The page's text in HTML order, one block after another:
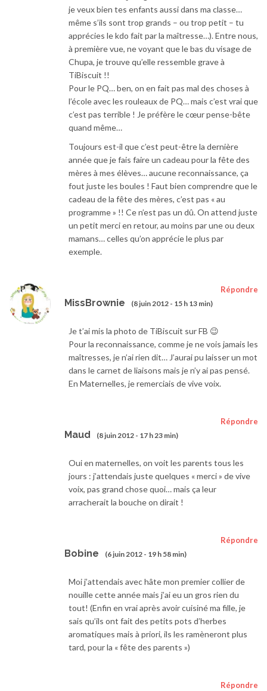
je veux bien tes enfants aussi dans ma classe…
même s’ils sont trop grands – ou trop petit – tu
apprécies le kdo fait par la maîtresse…). Entre nous,
à première vue, ne voyant que le bas du visage de
Chupa, je trouve qu’elle ressemble grave à
TiBiscuit !!
Pour le PQ… ben, on en fait pas mal des choses à
l’école avec les rouleaux de PQ… mais c’est vrai que
c’est pas terrible ! Je préfère le cœur pense-bête
quand même…
Toujours est-il que c’est peut-être la dernière
année que je fais faire un cadeau pour la fête des
mères à mes élèves… aucune reconnaissance, ça
fout juste les boules ! Faut bien comprendre que le
cadeau de la fête des mères, c’est pas « au
programme » !! Ce n’est pas un dû. On attend juste
un petit merci en retour, au moins par une ou deux
mamans… celles qu’on apprécie le plus par
exemple.
MissBrownie (8 juin 2012 - 15 h 13 min)
Répondre
Je t’ai mis la photo de TiBiscuit sur FB 😉
Pour la reconnaissance, comme je ne vois jamais les
maîtresses, je n’ai rien dit… J’aurai pu laisser un mot
dans le carnet de liaisons mais je n’y ai pas pensé.
En Maternelles, je remerciais de vive voix.
Maud (8 juin 2012 - 17 h 23 min)
Répondre
Oui en maternelles, on voit les parents tous les
jours : j’attendais juste quelques « merci » de vive
voix, pas grand chose quoi… mais ça leur
arracherait la bouche on dirait !
Bobine (6 juin 2012 - 19 h 58 min)
Répondre
Moi j’attendais avec hâte mon premier collier de
nouille cette année mais j’ai eu un gros rien du
tout! (Enfin en vrai après avoir cuisiné ma fille, je
sais qu’ils ont fait des petits pots d’herbes
aromatiques mais à priori, ils les ramèneront plus
tard, pour la « fête des parents »)
Répondre